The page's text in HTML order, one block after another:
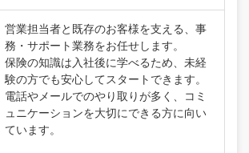
営業担当者と既存のお客様を支える、事
務・サポート業務をお任せします。
保険の知識は入社後に学べるため、未経
験の方でも安心してスタートできます。
電話やメールでのやり取りが多く、コミ
ュニケーションを大切にできる方に向い
ています。